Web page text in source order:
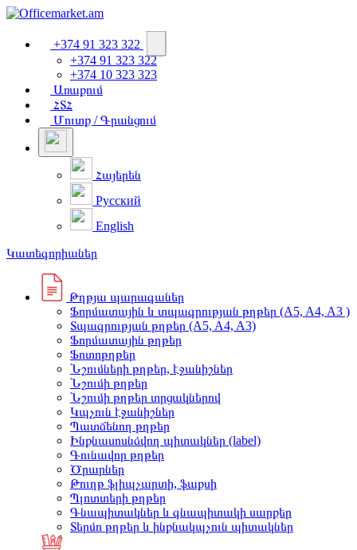
+374 91 323 322
+374 91 323 322
+374 10 323 323
Առաքում
ՀՏՀ
Մուտք / Գրանցում
Հայերեն
Русский
English
Կատեգորիաներ
Թղթյա պարագաներ
Ֆորմատային և տպագրության թղթեր (A5, A4, A3 )
Տպագրության թղթեր (A5, A4, A3)
Ֆորմատային թղթեր
Ֆոտոթղթեր
Նշումների թղթեր, էջանիշներ
Նշումի թղթեր
Նշումի թղթեր տրցակներով
Կպչուն էջանիշներ
Պատճենող թղթեր
Ինքնասոսնձվող պիտակներ (label)
Գունավոր թղթեր
Ծրարներ
Թուղթ ֆլիպչարտի, ֆաքսի
Պլոտտերի թղթեր
Գնապիտակներ և գնապիտակի սարքեր
Տերմո թղթեր և ինքնակպչուն պիտակներ